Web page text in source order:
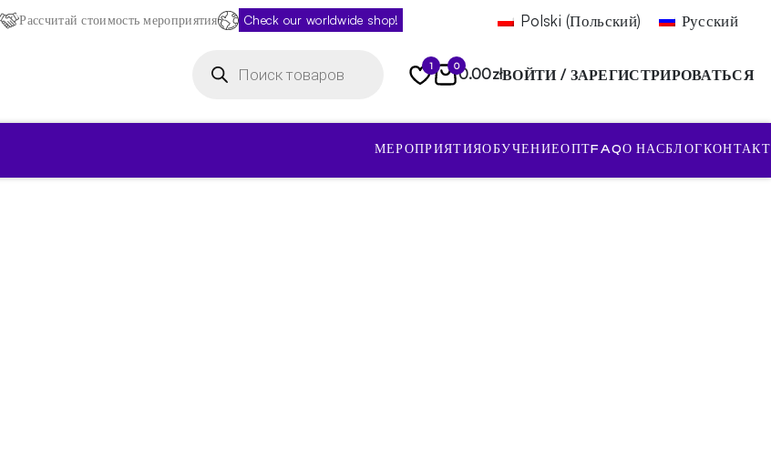
Рассчитай стоимость мероприятия Check our worldwide shop! Polski (Польский)
Русский
товаров 1 00.00złВОЙТИ / ЗАРЕГИСТРИРОВАТЬСЯ
МЕРОПРИЯТИЯОБУЧЕНИЕОПТFAQО НАСБЛОГКОНТАКТ